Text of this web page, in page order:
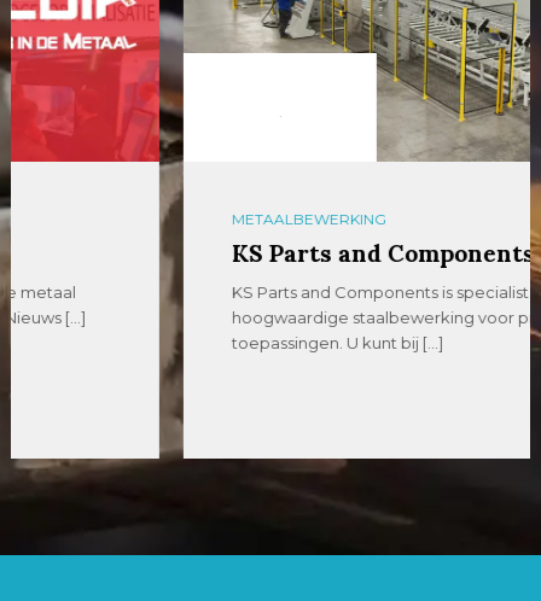
METAALBEWERKING
KS Parts and Components
KS Parts and Components is specialist in
hoogwaardige staalbewerking voor projectmatige
toepassingen. U kunt bij […]